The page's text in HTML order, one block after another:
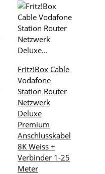
Fritz!Box Cable
Vodafone
Station Router
Netzwerk
Deluxe
Premium
Anschlusskabel
8K Weiss +
Verbinder 1-25
Meter